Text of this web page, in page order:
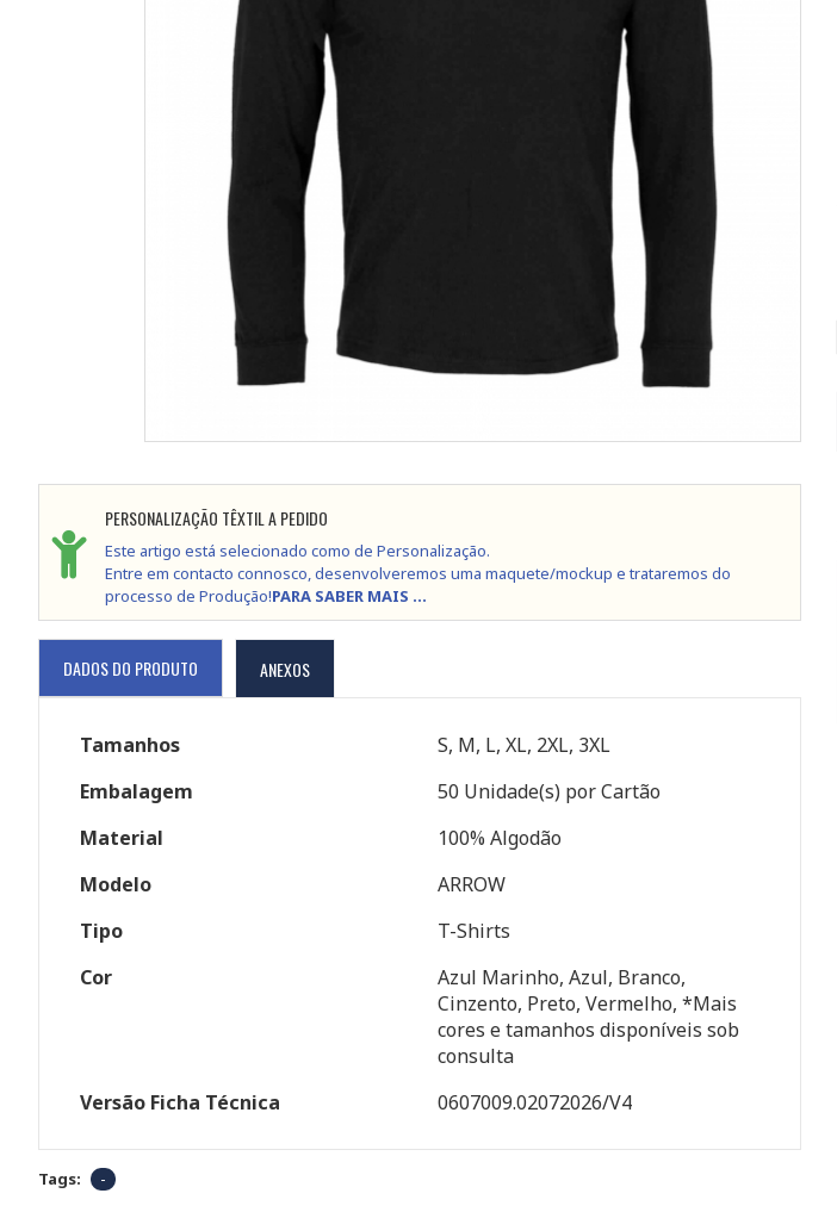
PERSONALIZAÇÃO TÊXTIL A PEDIDO
Este artigo está selecionado como de Personalização.
Entre em contacto connosco, desenvolveremos uma maquete/mockup e trataremos do
processo de Produção!PARA SABER MAIS ...
DADOS DO PRODUTO ANEXOS
Tamanhos
S, M, L, XL, 2XL, 3XL
Embalagem
50 Unidade(s) por Cartão
Material
100% Algodão
Modelo
ARROW
Tipo
T-Shirts
Cor
Azul Marinho, Azul, Branco,
Cinzento, Preto, Vermelho, *Mais
cores e tamanhos disponíveis sob
consulta
Versão Ficha Técnica
0607009.02072026/V4
Tags: -